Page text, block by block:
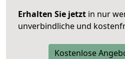
Erhalten Sie jetzt in nur
unverbindliche und
Kostenlose